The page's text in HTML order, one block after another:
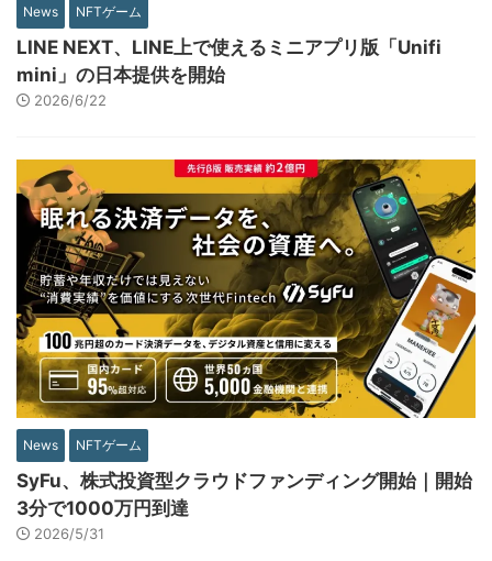
News NFTゲーム
LINE NEXT、LINE上で使えるミニアプリ版「Unifi
mini」の日本提供を開始
2026/6/22
News NFTゲーム
SyFu、株式投資型クラウドファンディング開始｜開始
3分で1000万円到達
2026/5/31